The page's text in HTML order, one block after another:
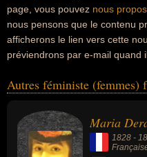
page, vous pouvez nous
nous pensons que le contenu
afficherons le lien vers cette
préviendrons par e-mail quand
Autres féministe (femmes)
Maria
1828 -